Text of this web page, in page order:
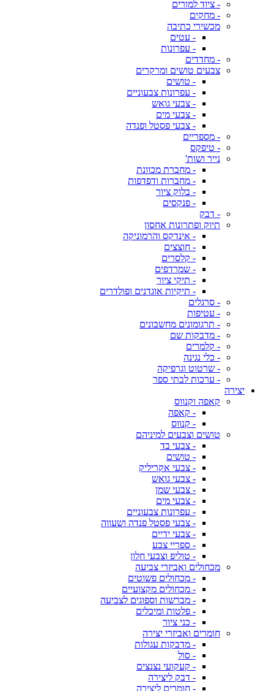
- ציוד למורים
- מחקים
מכשירי כתיבה
- עטים
- עפרונות
- מחדדים
צבעים טושים ומרקרים
- טושים
- עפרונות צבעוניים
- צבעי גואש
- צבעי מים
- צבעי פסטל ופנדה
- מספריים
- טיפקס
נייר ושות'
- מחברת מכוונת
- מחברות ודפדפות
- בלוק ציור
- פנקסים
- דבק
תיוק ופתרונות אחסון
- אינדקס והרמוניקה
- חוצצים
- קלסרים
- שמרדפים
- תיקי ציור
- תיקיות אוגדנים ופולדרים
- סרגלים
- עטיפות
- תרגומונים מחשבונים
- מדבקות שם
- קלמרים
- כלי נגינה
- שרטוט וגרפיקה
- ערכות לבתי ספר
יצירה
קאפה וקנווס
- קאפה
- קנווס
טושים וצבעים למיניהם
- צבעי בד
- טושים
- צבעי אקריליק
- צבעי גואש
- צבעי שמן
- צבעי מים
- עפרונות צבעוניים
- צבעי פסטל פנדה ושעווה
- צבעי ידיים
- ספריי צבע
- טוליפ וצבעי חלון
מכחולים ואביזרי צביעה
- מכחולים פשוטים
- מכחולים מקצועיים
- מברשות וספוגים לצביעה
- פלטות ומיכלים
- כני ציור
חומרים ואביזרי יצירה
- מדבקות עגולות
- סול
- קעקועי נצנצים
- דבק ליצירה
- חומרים ליצירה